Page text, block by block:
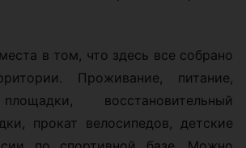
в том, что здесь все собрано
Проживание, питание,
восстановительный
прокат велосипедов, детские